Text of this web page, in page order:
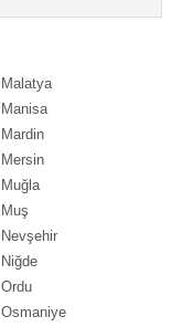
Malatya
Manisa
Mardin
Mersin
Muğla
Muş
Nevşehir
Niğde
Ordu
Osmaniye